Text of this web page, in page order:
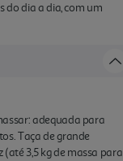
do dia a dia, com um
adequada para
Taça de grande
3,5 kg de massa para